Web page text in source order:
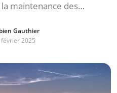
la maintenance des…
Gauthier
2025